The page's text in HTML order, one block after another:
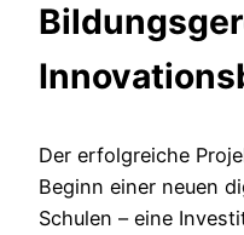
Der erfolgreiche
Beginn einer neuen
Schulen – eine